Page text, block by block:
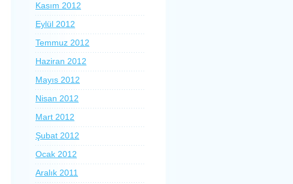
Kasım 2012
Eylül 2012
Temmuz 2012
Haziran 2012
Mayıs 2012
Nisan 2012
Mart 2012
Şubat 2012
Ocak 2012
Aralık 2011